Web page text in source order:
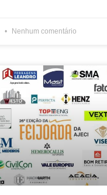
Nenhum comentário